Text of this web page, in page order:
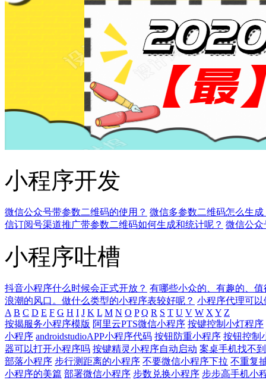
小程序开发
微信公众号带参数二维码的使用？ 微信多参数二维码怎么生成
信订阅号渠道推广带参数二维码如何生成和统计呢？ 微信公众
小程序吐槽
抖音小程序什么时候会正式开放？ 有哪些小众的、有趣的、
浪潮的风口。做什么类型的小程序表较好呢？ 小程序代理可以
A B C D E F G H I J K L M N O P Q R S T U V W X Y Z
按揭服务小程序模版 阿里云PTS微信小程序 按键控制小灯程序
小程序 androidstudioAPP小程序代码 按钮防重小程序 按钮控制
器可以打开小程序吗 按键精灵小程序自动启动 案桌手机找不
部落小程序 步行测距离的小程序 不要微信小程序下拉 不重复
小程序的美篇 部署微信小程序 步数兑换小程序 步步高手机小